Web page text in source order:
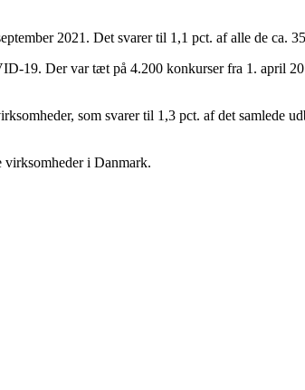
2021. Det svarer til 1,1 pct. af alle de ca.
19. Der var tæt på 4.200 konkurser fra 1. april
som svarer til 1,3 pct. af det samlede
virksomheder i Danmark.